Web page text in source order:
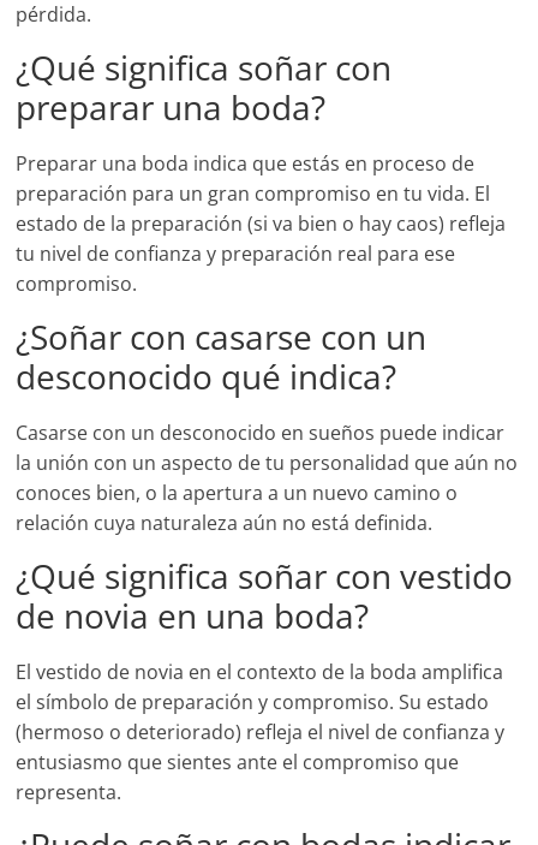
pérdida.
¿Qué significa soñar con
preparar una boda?
Preparar una boda indica que estás en proceso de
preparación para un gran compromiso en tu vida. El
estado de la preparación (si va bien o hay caos) refleja
tu nivel de confianza y preparación real para ese
compromiso.
¿Soñar con casarse con un
desconocido qué indica?
Casarse con un desconocido en sueños puede indicar
la unión con un aspecto de tu personalidad que aún no
conoces bien, o la apertura a un nuevo camino o
relación cuya naturaleza aún no está definida.
¿Qué significa soñar con vestido
de novia en una boda?
El vestido de novia en el contexto de la boda amplifica
el símbolo de preparación y compromiso. Su estado
(hermoso o deteriorado) refleja el nivel de confianza y
entusiasmo que sientes ante el compromiso que
representa.